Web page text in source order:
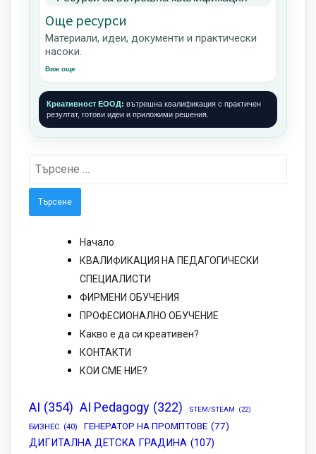
Още ресурси
Материали, идеи, документи и практически
насоки.
Виж още
Креативност ЕООД: вътрешна квалификация с практичен
резултат, готови идеи и приложими решения.
Търсене
Начало
КВАЛИФИКАЦИЯ НА ПЕДАГОГИЧЕСКИ
СПЕЦИАЛИСТИ
ФИРМЕНИ ОБУЧЕНИЯ
ПРОФЕСИОНАЛНО ОБУЧЕНИЕ
Какво е да си креативен?
КОНТАКТИ
КОИ СМЕ НИЕ?
AI (354) AI Pedagogy (322) STEM/STEAM (22)
БИЗНЕС (40) ГЕНЕРАТОР НА ПРОМПТОВЕ (77)
ДИГИТАЛНА ДЕТСКА ГРАДИНА (107)